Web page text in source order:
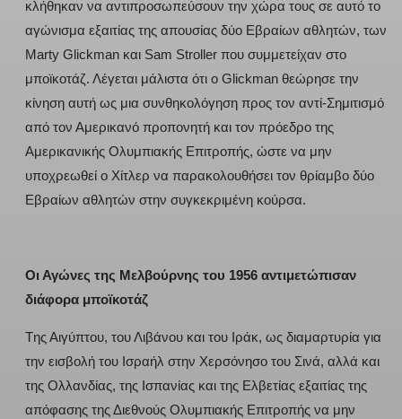
κλήθηκαν να αντιπροσωπεύσουν την χώρα τους σε αυτό το
αγώνισμα εξαιτίας της απουσίας δύο Εβραίων αθλητών, των
Marty Glickman και Sam Stroller που συμμετείχαν στο
μποϊκοτάζ. Λέγεται μάλιστα ότι ο Glickman θεώρησε την
κίνηση αυτή ως μια συνθηκολόγηση προς τον αντί-Σημιτισμό
από τον Αμερικανό προπονητή και τον πρόεδρο της
Αμερικανικής Ολυμπιακής Επιτροπής, ώστε να μην
υποχρεωθεί ο Χίτλερ να παρακολουθήσει τον θρίαμβο δύο
Εβραίων αθλητών στην συγκεκριμένη κούρσα.
Οι Αγώνες της Μελβούρνης του 1956 αντιμετώπισαν
διάφορα μποϊκοτάζ
Tης Αιγύπτου, του Λιβάνου και του Ιράκ, ως διαμαρτυρία για
την εισβολή του Ισραήλ στην Χερσόνησο του Σινά, αλλά και
της Ολλανδίας, της Ισπανίας και της Ελβετίας εξαιτίας της
απόφασης της Διεθνούς Ολυμπιακής Επιτροπής να μην